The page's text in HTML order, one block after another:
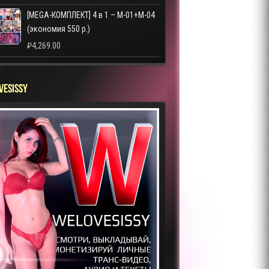
[MEGA-КОМПЛЕКТ] 4 в 1 – M-01+M-04
(экономия 550 р.)
₽4,269.00